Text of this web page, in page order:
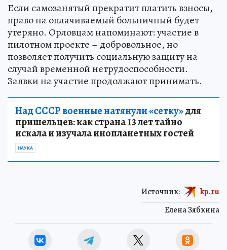
Если самозанятый прекратит платить взносы,
право на оплачиваемый больничный будет
утеряно. Орловцам напоминают: участие в
пилотном проекте – добровольное, но
позволяет получить социальную защиту на
случай временной нетрудоспособности.
Заявки на участие продолжают принимать.
Над СССР военные натянули «сетку»для
пришельцев: как страна 13 лет тайно
искала и изучала инопланетных гостей
НАУКА
Елена Зябкина
Источник: kp.ru